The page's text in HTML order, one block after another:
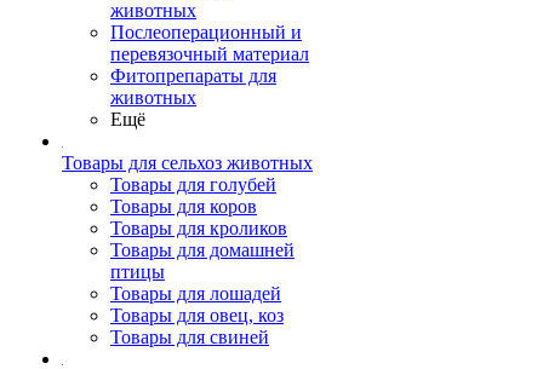
животных
Послеоперационный и
перевязочный материал
Фитопрепараты для
животных
Ещё
Товары для сельхоз животных
Товары для голубей
Товары для коров
Товары для кроликов
Товары для домашней
птицы
Товары для лошадей
Товары для овец, коз
Товары для свиней